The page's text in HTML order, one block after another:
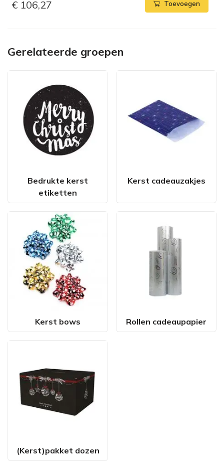
€ 106,27 Toevoegen
Gerelateerde groepen
Bedrukte kerst
etiketten
Kerst cadeauzakjes
Kerst bows Rollen cadeaupapier
(Kerst)pakket dozen